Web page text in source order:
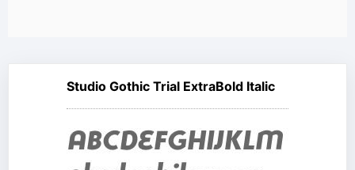
Studio Gothic Trial ExtraBold Italic